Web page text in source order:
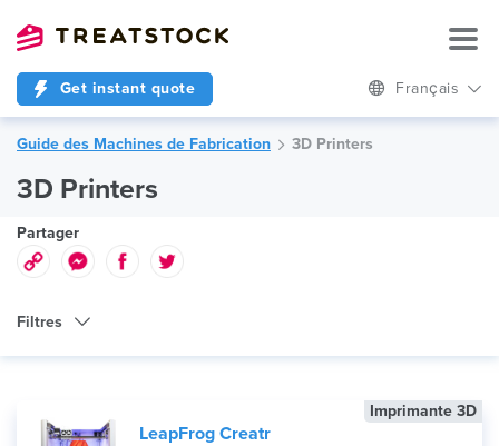
Get instant quote Français
Guide des Machines de Fabrication 3D Printers
3D Printers
Partager
Filtres
Technologie Imprimante 3D
LeapFrog Creatr